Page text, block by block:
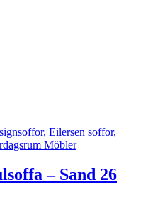
Eilersen soffor,
Möbler
– Sand 26